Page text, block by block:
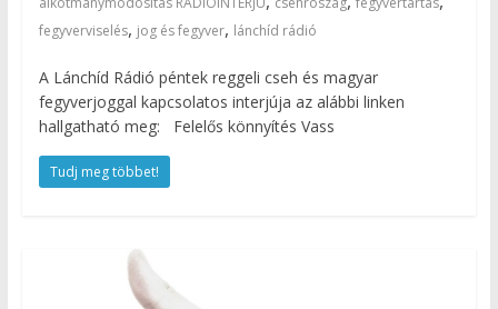
fegyverviselés, jog és fegyver, lánchíd rádió
A Lánchíd Rádió péntek reggeli cseh és magyar
fegyverjoggal kapcsolatos interjúja az alábbi linken
hallgatható meg: Felelős könnyítés Vass
Tudj meg többet!